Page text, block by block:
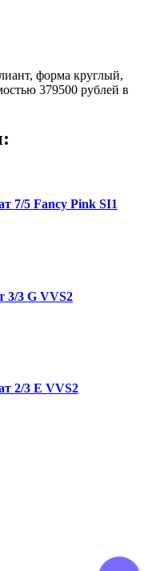
форма круглый,
379500 рублей в
7/5 Fancy Pink SI1
3/3 G VVS2
2/3 E VVS2